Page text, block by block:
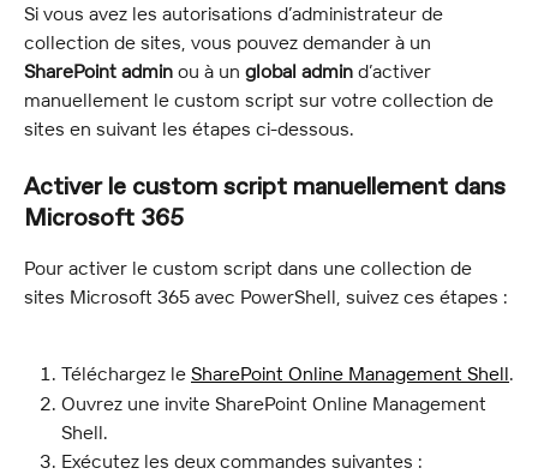
Si vous avez les autorisations d’administrateur de
collection de sites, vous pouvez demander à un
SharePoint admin ou à un global admin d’activer
manuellement le custom script sur votre collection de
sites en suivant les étapes ci-dessous.
Activer le custom script manuellement dans
Microsoft 365
Pour activer le custom script dans une collection de
sites Microsoft 365 avec PowerShell, suivez ces étapes :
Téléchargez le SharePoint Online Management Shell.
Ouvrez une invite SharePoint Online Management
Shell.
Exécutez les deux commandes suivantes :